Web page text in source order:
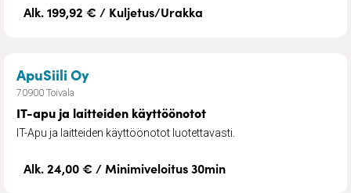
Alk. 199,92 € / Kuljetus/Urakka
ApuSiili Oy– IT-apu ja laitteiden käyttöönotot
70900 Toivala
IT-apu ja laitteiden käyttöönotot
IT-Apu ja laitteiden käyttöönotot luotettavasti.
Alk. 24,00 € / Minimiveloitus 30min